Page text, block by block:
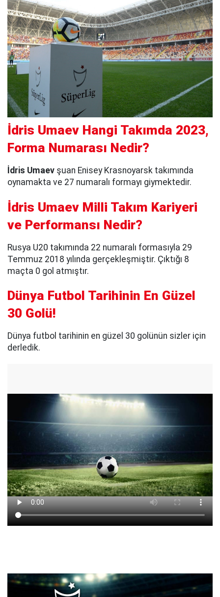
İdris Umaev Hangi Takımda 2023,
Forma Numarası Nedir?
İdris Umaev şuan Enisey Krasnoyarsk takımında
oynamakta ve 27 numaralı formayı giymektedir.
İdris Umaev Milli Takım Kariyeri
ve Performansı Nedir?
Rusya U20 takımında 22 numaralı formasıyla 29
Temmuz 2018 yılında gerçekleşmiştir. Çıktığı 8
maçta 0 gol atmıştır.
Dünya Futbol Tarihinin En Güzel
30 Golü!
Dünya futbol tarihinin en güzel 30 golünün sizler için
derledik.